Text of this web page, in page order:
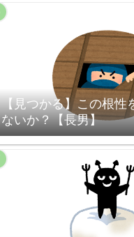
【見つかる】この根性
ないか？【長男】